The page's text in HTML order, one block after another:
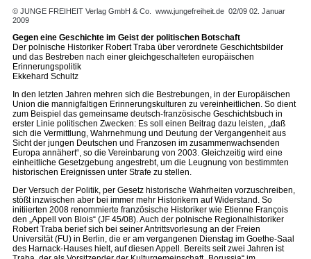
© JUNGE FREIHEIT Verlag GmbH & Co. www.jungefreiheit.de 02/09 02. Januar
2009
Gegen eine Geschichte im Geist der politischen Botschaft
Der polnische Historiker Robert Traba über verordnete Geschichtsbilder
und das Bestreben nach einer gleichgeschalteten europäischen
Erinnerungspolitik
Ekkehard Schultz
In den letzten Jahren mehren sich die Bestrebungen, in der Europäischen
Union die mannigfaltigen Erinnerungskulturen zu vereinheitlichen. So dient
zum Beispiel das gemeinsame deutsch-französische Geschichtsbuch in
erster Linie politischen Zwecken: Es soll einen Beitrag dazu leisten, „daß
sich die Vermittlung, Wahrnehmung und Deutung der Vergangenheit aus
Sicht der jungen Deutschen und Franzosen im zusammenwachsenden
Europa annähert“, so die Vereinbarung von 2003. Gleichzeitig wird eine
einheitliche Gesetzgebung angestrebt, um die Leugnung von bestimmten
historischen Ereignissen unter Strafe zu stellen.
Der Versuch der Politik, per Gesetz historische Wahrheiten vorzuschreiben,
stößt inzwischen aber bei immer mehr Historikern auf Widerstand. So
initiierten 2008 renommierte französische Historiker wie Etienne François
den „Appell von Blois“ (JF 45/08). Auch der polnische Regionalhistoriker
Robert Traba berief sich bei seiner Antrittsvorlesung an der Freien
Universität (FU) in Berlin, die er am vergangenen Dienstag im Goethe-Saal
des Harnack-Hauses hielt, auf diesen Appell. Bereits seit zwei Jahren ist